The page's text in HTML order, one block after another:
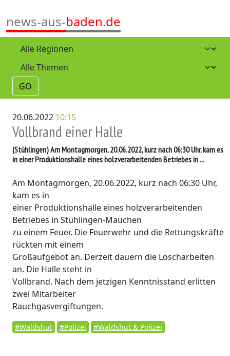
news-aus-baden.de
GO
20.06.2022 10:15
Vollbrand einer Halle
(Stühlingen)Am Montagmorgen, 20.06.2022, kurz nach 06:30 Uhr, kam es
in einer Produktionshalle eines holzverarbeitenden Betriebes in ...
Am Montagmorgen, 20.06.2022, kurz nach 06:30 Uhr,
kam es in
einer Produktionshalle eines holzverarbeitenden
Betriebes in Stühlingen-Mauchen
zu einem Feuer. Die Feuerwehr und die Rettungskräfte
rückten mit einem
Großaufgebot an. Derzeit dauern die Löscharbeiten
an. Die Halle steht in
Vollbrand. Nach dem jetzigen Kenntnisstand erlitten
zwei Mitarbeiter
Rauchgasvergiftungen.
#Waldshut #Polizei #Waldshut & Polizei